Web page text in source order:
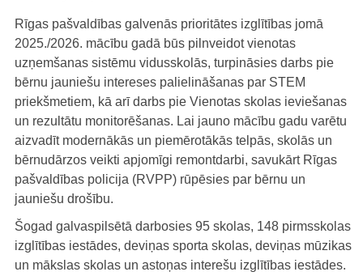
Rīgas pašvaldības galvenās prioritātes izglītības jomā
2025./2026. mācību gadā būs pilnveidot vienotas
uzņemšanas sistēmu vidusskolās, turpināsies darbs pie
bērnu jauniešu intereses palielināšanas par STEM
priekšmetiem, kā arī darbs pie Vienotas skolas ieviešanas
un rezultātu monitorēšanas. Lai jauno mācību gadu varētu
aizvadīt modernākās un piemērotākās telpās, skolās un
bērnudārzos veikti apjomīgi remontdarbi, savukārt Rīgas
pašvaldības policija (RVPP) rūpēsies par bērnu un
jauniešu drošību.
Šogad galvaspilsētā darbosies 95 skolas, 148 pirmsskolas
izglītības iestādes, deviņas sporta skolas, deviņas mūzikas
un mākslas skolas un astoņas interešu izglītības iestādes.